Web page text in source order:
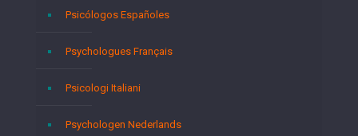
Psicólogos Españoles
Psychologues Français
Psicologi Italiani
Psychologen Nederlands